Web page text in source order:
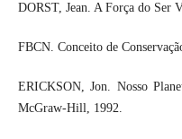
DORST, Jean. A Força do Ser
FBCN. Conceito de
ERICKSON, Jon. Nosso
McGraw-Hill, 1992.